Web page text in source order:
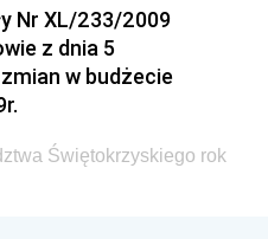
Głównej Policji
Pracy i Polityki
Transportu, Budownictwa
Nr XL/233/2009
z dnia 5
w budżecie
Świętokrzyskiego rok